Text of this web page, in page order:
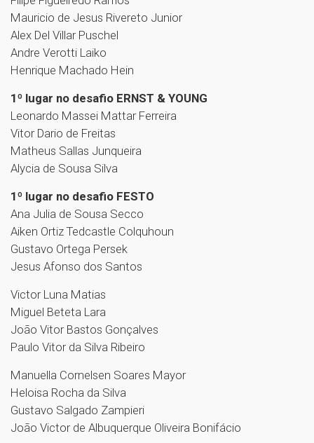
Mauricio de Jesus Rivereto Junior
Alex Del Villar Puschel
Andre Verotti Laiko
Henrique Machado Hein
1º lugar no desafio ERNST & YOUNG
Leonardo Massei Mattar Ferreira
Vitor Dario de Freitas
Matheus Sallas Junqueira
Alycia de Sousa Silva
1º lugar no desafio FESTO
Ana Julia de Sousa Secco
Aiken Ortiz Tedcastle Colquhoun
Gustavo Ortega Persek
Jesus Afonso dos Santos
Victor Luna Matias
Miguel Beteta Lara
João Vitor Bastos Gonçalves
Paulo Vitor da Silva Ribeiro
Manuella Cornelsen Soares Mayor
Heloisa Rocha da Silva
Gustavo Salgado Zampieri
João Victor de Albuquerque Oliveira Bonifácio